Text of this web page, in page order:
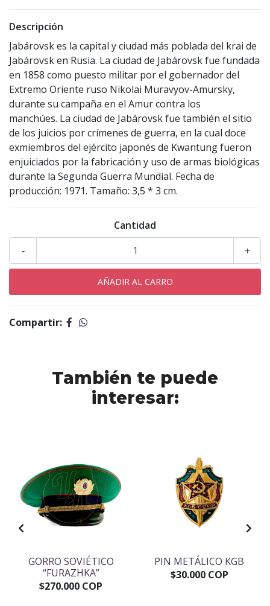
Descripción
Jabárovsk es la capital y ciudad más poblada del krai de
Jabárovsk en Rusia. La ciudad de Jabárovsk fue fundada
en 1858 como puesto militar por el gobernador del
Extremo Oriente ruso Nikolai Muravyov-Amursky,
durante su campaña en el Amur contra los
manchúes. La ciudad de Jabárovsk fue también el sitio
de los juicios por crímenes de guerra, en la cual doce
exmiembros del ejército japonés de Kwantung fueron
enjuiciados por la fabricación y uso de armas biológicas
durante la Segunda Guerra Mundial. Fecha de
producción: 1971. Tamaño: 3,5 * 3 cm.
Cantidad
+
-
Compartir:
También te puede
interesar:
GORRO SOVIÉTICO
“FURAZHKA”
$270.000 COP
PIN METÁLICO KGB
$30.000 COP